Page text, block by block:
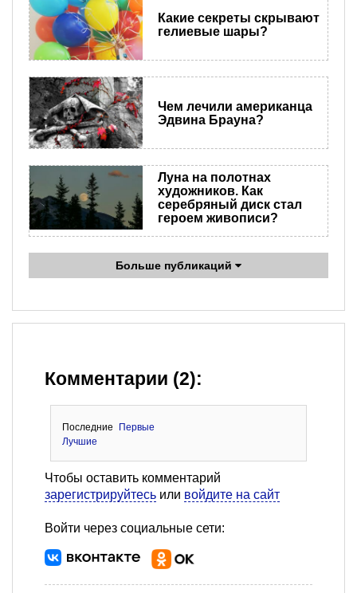
Какие секреты скрывают
гелиевые шары?
Чем лечили американца
Эдвина Брауна?
Луна на полотнах
художников. Как
серебряный диск стал
героем живописи?
Больше публикаций
Комментарии (2):
Последние
Первые
Лучшие
Чтобы оставить комментарий
зарегистрируйтесь или войдите на сайт
Войти через социальные сети: